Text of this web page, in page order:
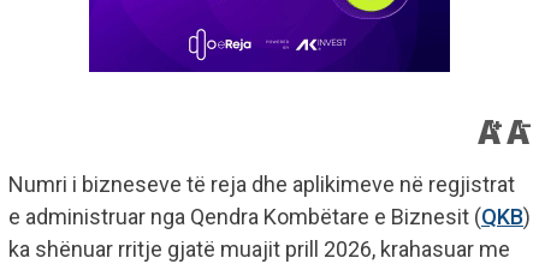
Numri i bizneseve të reja dhe aplikimeve në regjistrat
e administruar nga Qendra Kombëtare e Biznesit (QKB)
ka shënuar rritje gjatë muajit prill 2026, krahasuar me